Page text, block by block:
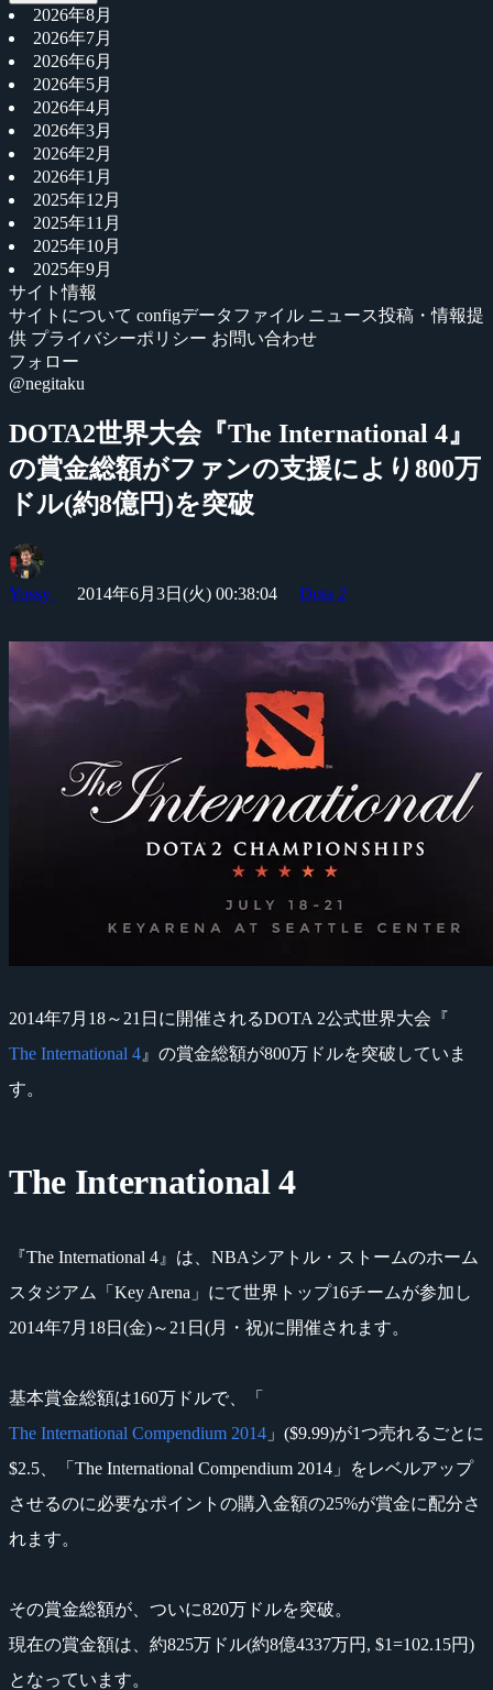
2026年8月
2026年7月
2026年6月
2026年5月
2026年4月
2026年3月
2026年2月
2026年1月
2025年12月
2025年11月
2025年10月
2025年9月
サイト情報
サイトについて configデータファイル ニュース投稿・情報提
供 プライバシーポリシー お問い合わせ
フォロー
@negitaku
DOTA2世界大会『The International 4』
の賞金総額がファンの支援により800万
ドル(約8億円)を突破
Yossy 2014年6月3日(火) 00:38:04 Dota 2
2014年7月18～21日に開催されるDOTA 2公式世界大会『
The International 4 』の賞金総額が800万ドルを突破していま
す。
The International 4
『The International 4』は、NBAシアトル・ストームのホーム
スタジアム「Key Arena」にて世界トップ16チームが参加し
2014年7月18日(金)～21日(月・祝)に開催されます。
基本賞金総額は160万ドルで、「
The International Compendium 2014 」($9.99)が1つ売れるごとに
$2.5、「The International Compendium 2014」をレベルアップ
させるのに必要なポイントの購入金額の25%が賞金に配分さ
れます。
その賞金総額が、ついに820万ドルを突破。
現在の賞金額は、約825万ドル(約8億4337万円, $1=102.15円)
となっています。